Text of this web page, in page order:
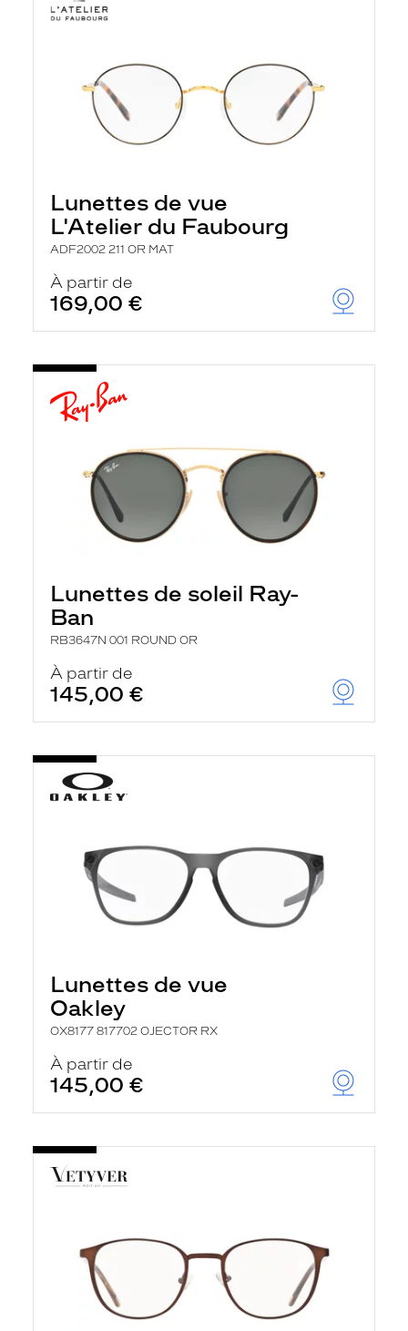
Lunettes de vue
L'Atelier du Faubourg
ADF2002 211 OR MAT
À partir de
169,00 €
Lunettes de soleil Ray-
Ban
RB3647N 001 ROUND OR
À partir de
145,00 €
Lunettes de vue
Oakley
OX8177 817702 OJECTOR RX
À partir de
145,00 €